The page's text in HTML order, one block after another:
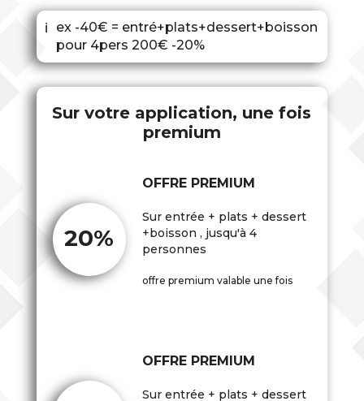
ℹ
ex -40€ = entré+plats+dessert+boisson
pour 4pers 200€ -20%
Sur votre application, une fois
premium
20%
OFFRE PREMIUM
Sur entrée + plats + dessert
+boisson , jusqu'à 4
personnes
offre premium valable une fois
OFFRE PREMIUM
Sur entrée + plats + dessert